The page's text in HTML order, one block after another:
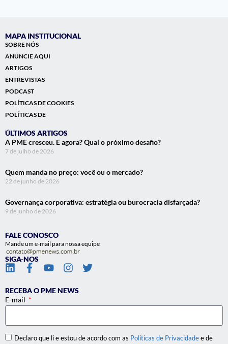
MAPA INSTITUCIONAL
SOBRE NÓS
ANUNCIE AQUI
ARTIGOS
ENTREVISTAS
PODCAST
POLÍTICAS DE COOKIES
POLÍTICAS DE
ÚLTIMOS ARTIGOS
A PME cresceu. E agora? Qual o próximo desafio?
7 de julho de 2026
Quem manda no preço: você ou o mercado?
22 de junho de 2026
Governança corporativa: estratégia ou burocracia disfarçada?
9 de junho de 2026
FALE CONOSCO
Mande um e-mail para nossa equipe
SIGA-NOS
RECEBA O PME NEWS
E-mail
Declaro que li e estou de acordo com as Políticas de Privacidadee de